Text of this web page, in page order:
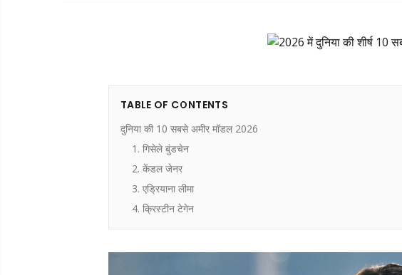
TABLE OF CONTENTS
दुनिया की 10 सबसे अमीर मॉडल 2026
1. गिसेले बुंडचेन
2. केंडल जेनर
3. एड्रियाना लीमा
4. क्रिस्टीन टेगेन